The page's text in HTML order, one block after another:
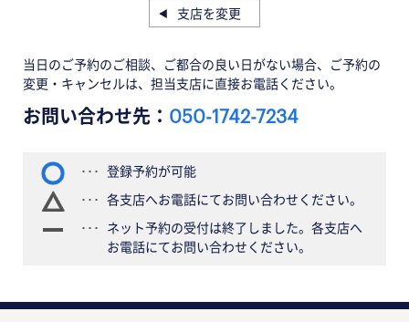
支店を変更
当日のご予約のご相談、ご都合の良い日がない場合、ご予約の
変更・キャンセルは、担当支店に直接お電話ください。
お問い合わせ先： 050-1742-7234
登録予約が可能
各支店へお電話にてお問い合わせください。
ネット予約の受付は終了しました。各支店へ
お電話にてお問い合わせください。